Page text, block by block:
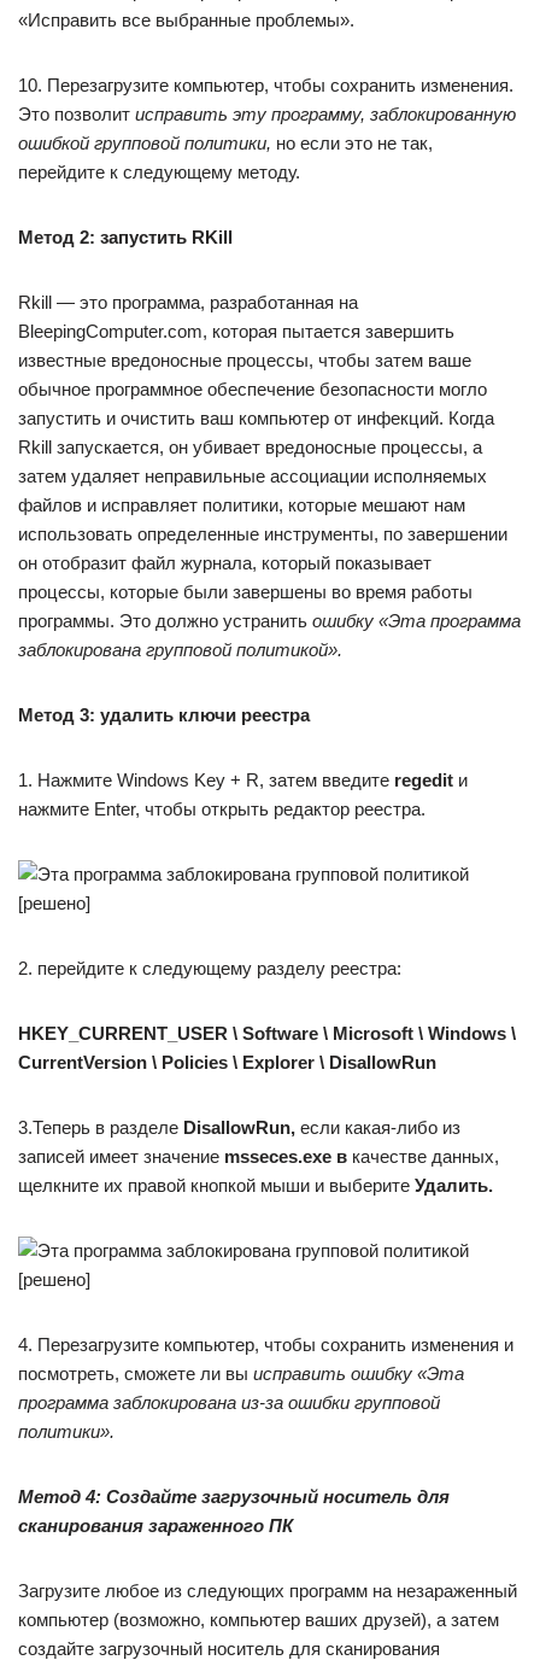
«Исправить все выбранные проблемы».
10. Перезагрузите компьютер, чтобы сохранить изменения.
Это позволит исправить эту программу, заблокированную
ошибкой групповой политики, но если это не так,
перейдите к следующему методу.
Метод 2: запустить RKill
Rkill — это программа, разработанная на
BleepingComputer.com, которая пытается завершить
известные вредоносные процессы, чтобы затем ваше
обычное программное обеспечение безопасности могло
запустить и очистить ваш компьютер от инфекций. Когда
Rkill запускается, он убивает вредоносные процессы, а
затем удаляет неправильные ассоциации исполняемых
файлов и исправляет политики, которые мешают нам
использовать определенные инструменты, по завершении
он отобразит файл журнала, который показывает
процессы, которые были завершены во время работы
программы. Это должно устранить ошибку «Эта программа
заблокирована групповой политикой».
Метод 3: удалить ключи реестра
1. Нажмите Windows Key + R, затем введите regedit и
нажмите Enter, чтобы открыть редактор реестра.
2. перейдите к следующему разделу реестра:
HKEY_CURRENT_USER \ Software \ Microsoft \ Windows \
CurrentVersion \ Policies \ Explorer \ DisallowRun
3.Теперь в разделе DisallowRun, если какая-либо из
записей имеет значение msseces.exe в качестве данных,
щелкните их правой кнопкой мыши и выберите Удалить.
4. Перезагрузите компьютер, чтобы сохранить изменения и
посмотреть, сможете ли вы исправить ошибку «Эта
программа заблокирована из-за ошибки групповой
политики».
Метод 4: Создайте загрузочный носитель для
сканирования зараженного ПК
Загрузите любое из следующих программ на незараженный
компьютер (возможно, компьютер ваших друзей), а затем
создайте загрузочный носитель для сканирования